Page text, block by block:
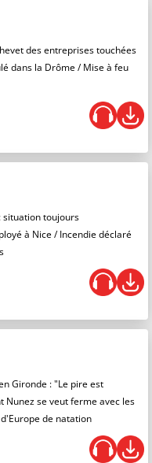
des entreprises touchées
dans la Drôme / Mise à feu
situation toujours
à Nice / Incendie déclaré
Gironde : "Le pire est
se veut ferme avec les
de natation